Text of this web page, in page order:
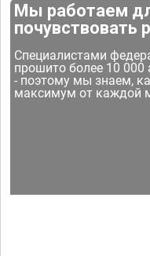
Мы работаем
почувствовать
Специалистами
прошито более 10
- поэтому мы знаем,
максимум от каждой